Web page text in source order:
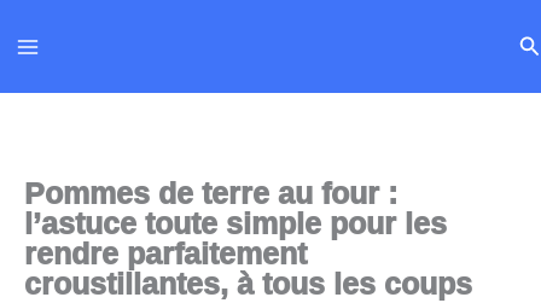
au
Pommes de terre au four :
l’astuce toute simple pour les
rendre parfaitement
croustillantes, à tous les coups